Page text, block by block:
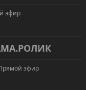
эфир
эфир